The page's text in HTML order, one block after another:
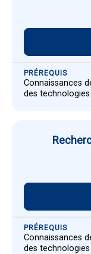
PRÉREQUIS
Connaissances
des technologies
PRÉREQUIS
Connaissances
des technologies